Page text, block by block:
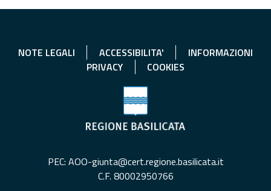
NOTE LEGALI ACCESSIBILITA'
INFORMAZIONI
PRIVACY
COOKIES
PEC: AOO-giunta@cert.regione.basilicata.it
C.F. 80002950766